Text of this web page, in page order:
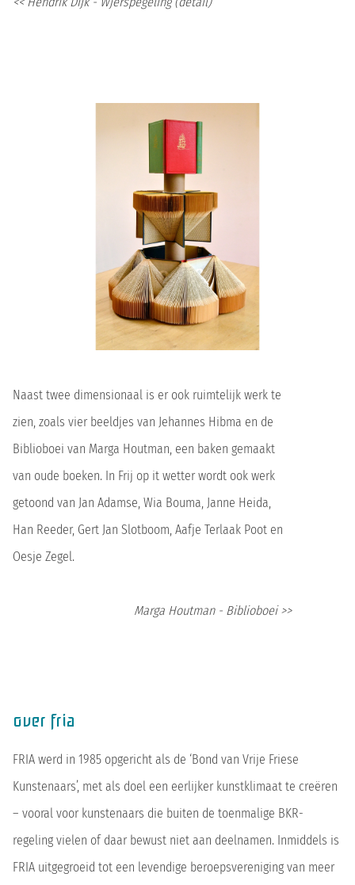
Naast twee dimensionaal is er ook ruimtelijk werk te
zien, zoals vier beeldjes van Jehannes Hibma en de
Biblioboei van Marga Houtman, een baken gemaakt
van oude boeken. In Frij op it wetter wordt ook werk
getoond van Jan Adamse, Wia Bouma, Janne Heida,
Han Reeder, Gert Jan Slotboom, Aafje Terlaak Poot en
Oesje Zegel.
Marga Houtman - Biblioboei >>
over fria
FRIA werd in 1985 opgericht als de ‘Bond van Vrije Friese
Kunstenaars’, met als doel een eerlijker kunstklimaat te creëren
– vooral voor kunstenaars die buiten de toenmalige BKR-
regeling vielen of daar bewust niet aan deelnamen. Inmiddels is
FRIA uitgegroeid tot een levendige beroepsvereniging van meer